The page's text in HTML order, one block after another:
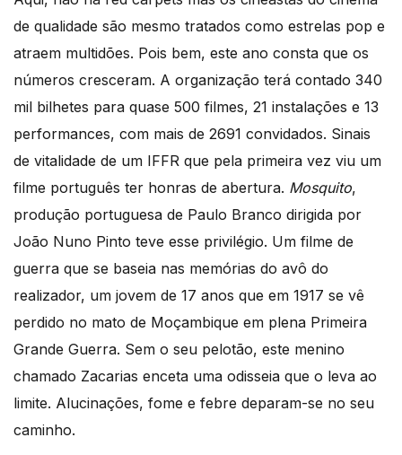
de qualidade são mesmo tratados como estrelas pop e
atraem multidões. Pois bem, este ano consta que os
números cresceram. A organização terá contado 340
mil bilhetes para quase 500 filmes, 21 instalações e 13
performances, com mais de 2691 convidados. Sinais
de vitalidade de um IFFR que pela primeira vez viu um
filme português ter honras de abertura. Mosquito,
produção portuguesa de Paulo Branco dirigida por
João Nuno Pinto teve esse privilégio. Um filme de
guerra que se baseia nas memórias do avô do
realizador, um jovem de 17 anos que em 1917 se vê
perdido no mato de Moçambique em plena Primeira
Grande Guerra. Sem o seu pelotão, este menino
chamado Zacarias enceta uma odisseia que o leva ao
limite. Alucinações, fome e febre deparam-se no seu
caminho.